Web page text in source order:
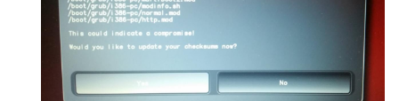
navigation of Programinė įranga